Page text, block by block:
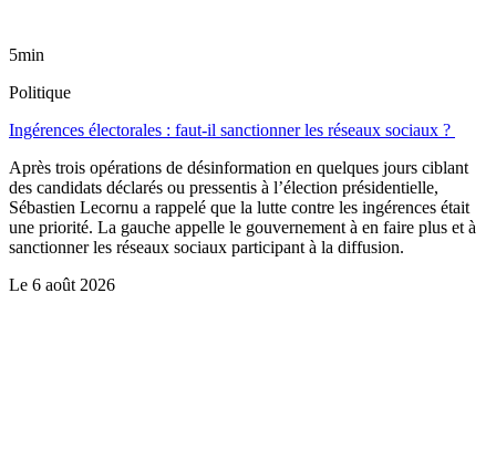
5min
Politique
Ingérences électorales : faut-il sanctionner les réseaux sociaux ?
Après trois opérations de désinformation en quelques jours ciblant
des candidats déclarés ou pressentis à l’élection présidentielle,
Sébastien Lecornu a rappelé que la lutte contre les ingérences était
une priorité. La gauche appelle le gouvernement à en faire plus et à
sanctionner les réseaux sociaux participant à la diffusion.
Le 6 août 2026